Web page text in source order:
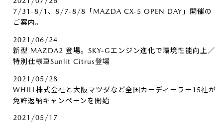
7/31-8/1、8/7-8/8「MAZDA CX-5 OPEN DAY」開催の
ご案内。
2021/06/24
新型 MAZDA2 登場。SKY-Gエンジン進化で環境性能向上／
特別仕様車Sunlit Citrus登場
2021/05/28
WHILL株式会社と大阪マツダなど全国カーディーラー15社が
免許返納キャンペーンを開始
2021/05/17